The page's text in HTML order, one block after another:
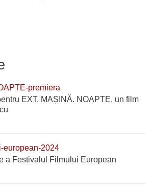
EXT. MAȘINĂ. NOAPTE, un film
a Festivalul Filmului European